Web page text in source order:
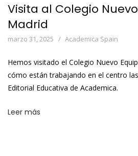
Visita al Colegio
Madrid
marzo 31, 2025 Academica Spain
Hemos visitado el Colegio Nuevo
cómo están trabajando en el centro
Editorial Educativa de Academica.
Leer más